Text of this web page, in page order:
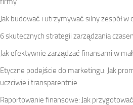
Jak budować i utrzymywać silny zespół w
6 skutecznych strategii zarządzania
Jak efektywnie zarządzać finansami w
Etyczne podejście do marketingu: Jak
uczciwie i transparentnie
Raportowanie finansowe: Jak